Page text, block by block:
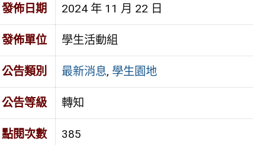
發佈日期 2024 年 11 月 22 日
發佈單位 學生活動組
公告類別 最新消息, 學生園地
公告等級 轉知
點閱次數 385